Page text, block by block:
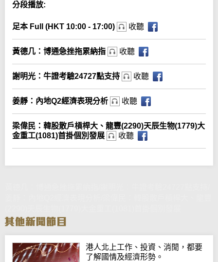
分段播放:
足本 Full (HKT 10:00 - 17:00) 收聽
黃德几：博通急挫拖累納指 收聽
謝明光：牛證考驗24727點支持 收聽
姜靜：內地Q2經濟表現分析 收聽
梁偉民：韓股散戶槓桿大、龍豐(2290)天辰生物(1779)大
金重工(1081)首掛個別發展
收聽
港人北上工作、投資、消閒，都要
了解國情及經濟形勢。